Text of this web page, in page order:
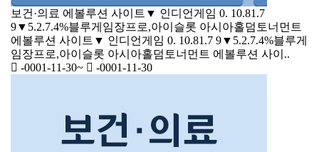
보건·의료 에볼루션 사이트▼ 인디언게임 0. 10.81.7
9▼5.2.7.4%블루게임장프로,아이슬롯 아시아홀덤토너먼트
에볼루션 사이트▼ 인디언게임 0. 10.81.7 9▼5.2.7.4%블루게
임장프로,아이슬롯 아시아홀덤토너먼트 에볼루션 사이..
-0001-11-30~ -0001-11-30